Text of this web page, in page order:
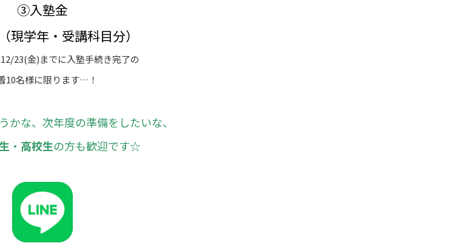
③入塾金
現学年・受講科目分）
23(金)までに入塾手続き完了の
10名様に限ります…！
かな、次年度の準備をしたいな、
・ 高校生の方も歓迎です☆